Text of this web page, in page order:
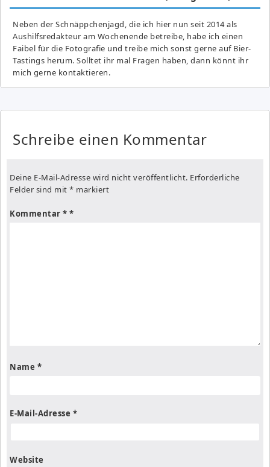
Neben der Schnäppchenjagd, die ich hier nun seit 2014 als
Aushilfsredakteur am Wochenende betreibe, habe ich einen
Faibel für die Fotografie und treibe mich sonst gerne auf Bier-
Tastings herum. Solltet ihr mal Fragen haben, dann könnt ihr
mich gerne kontaktieren.
Schreibe einen Kommentar
Deine E-Mail-Adresse wird nicht veröffentlicht. Erforderliche
Felder sind mit * markiert
Kommentar *
Name *
E-Mail-Adresse *
Website